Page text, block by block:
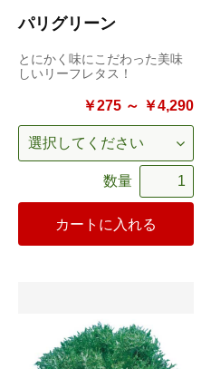
パリグリーン
とにかく味にこだわった美味
しいリーフレタス！
￥275 ～ ￥4,290
数量
カートに入れる